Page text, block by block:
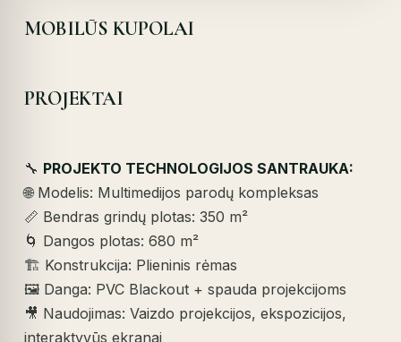
MOBILŪS KUPOLAI
PROJEKTAI
🔧 PROJEKTO TECHNOLOGIJOS SANTRAUKA:
🌐 Modelis: Multimedijos parodų kompleksas
📏 Bendras grindų plotas: 350 m²
🌀 Dangos plotas: 680 m²
🏗️ Konstrukcija: Plieninis rėmas
🖼️ Danga: PVC Blackout + spauda projekcijoms
🎥 Naudojimas: Vaizdo projekcijos, ekspozicijos,
interaktyvūs ekranai